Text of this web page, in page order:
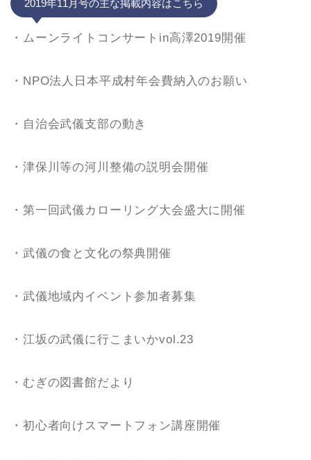
2019年11月号の主な掲載内容はこちら
・ムーンライトコンサートin高澤2019開催
・NPO法人日本平成村年会費納入のお願い
・自治会武儀支部の動き
・津保川等の河川整備の説明会開催
・第一回武儀カローリング大会盛大に開催
・武儀の食と文化の祭典開催
・武儀地域内イベント参加者募集
・江坂の武儀に行こまいかvol.23
・むぎの図書館だより
・初心者向けスマートフォン講座開催